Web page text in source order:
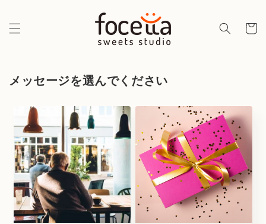
進む
ー
メッセージを選んでください